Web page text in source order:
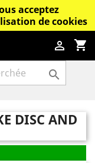
acceptez
de cookies
shopping_cart


DISC AND